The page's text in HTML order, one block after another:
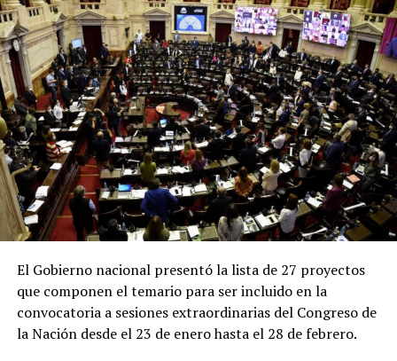
ambas vacunas. Es muy importante recibir la vacuna
disponible lo antes posible. Todas las vacunas son
seguras, eficaces”, remarcó Vizzotti en una conferencia
de prensa desde Casa Rosada.
El Gobierno nacional presentó la lista de 27 proyectos
que componen el temario para ser incluido en la
convocatoria a sesiones extraordinarias del Congreso de
la Nación desde el 23 de enero hasta el 28 de febrero.